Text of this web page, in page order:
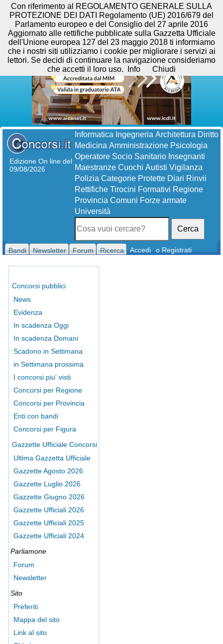
Edizione On line del
09/08/2026
Informatica Ingegneria Architettura Diritto
Medicina Amministrazione Psicologia
Operatore Socio Sanitario Insegnanti
Maestranze Cuochi Autisti Vigilanza
Polizia Categorie Protette Diari Rinvii
Rettifiche Tirocini Formativi Regione
Provincia Comuni Forze armate
Università
Cerca
Bandi Newsletter Forum Ricerca Accedi o Registrati
Concorsi pubblici
News
Evidenza
In scadenza Oggi
In scadenza Domani
Scadono in Settimana
in Settimana prossima
I concorsi piu' visti
Concorsi per Regione
Concorsi per Provincia
Enti con bandi
Concorsi per Figura
Gazzette Ufficiale Concorsi
Ultima Gazzetta Ufficiale
Gazzette Agosto 2026
Gazzette Luglio 2026
Gazzette Giugno 2026
Gazzette Ufficiali 2026
Gazzette Ufficiali 2025
Gazzette Ufficiali 2024
Parliamone
Forum
Newsletter
Sito
Preferiti
Mappa del sito
Link al sito
Con riferimento al REGOLAMENTO GENERALE SULLA
PROTEZIONE DEI DATI Regolamento (UE) 2016/679 del
Parlamento europeo e del Consiglio del 27 aprile 2016
Aggiornato alle rettifiche pubblicate sulla Gazzetta Ufficiale
dell'Unione europea 127 del 23 maggio 2018 ti informiamo
che i nostri siti utilizziamo i cookie per migliorare i servizi ai
lettori. Se decidi di continuare la navigazione consideriamo
che accetti il loro uso.
Info Chiudi